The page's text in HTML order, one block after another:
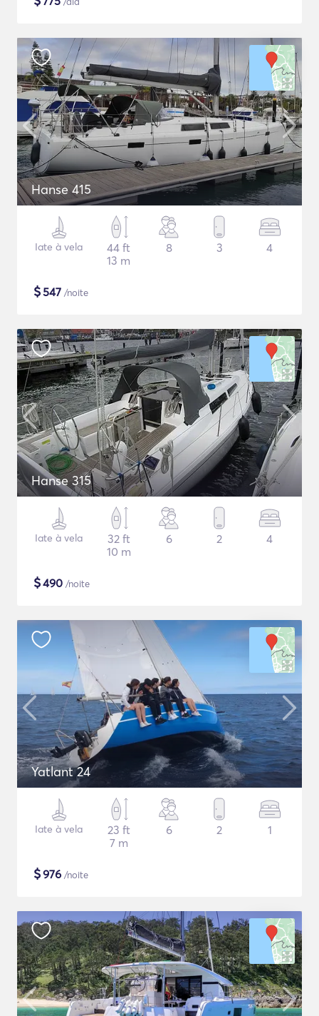
Hanse 415
Iate à vela
44 ft
13 m
8 3 4
$547 /noite
Hanse 315
Iate à vela
32 ft
10 m
6 2 4
$490 /noite
Yatlant 24
Iate à vela
23 ft
7 m
6 2 1
$976 /noite